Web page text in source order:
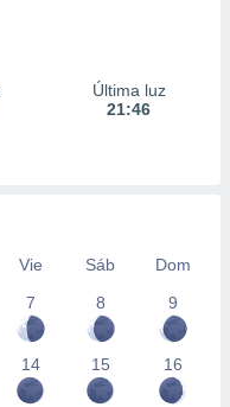
Última luz
21:46
Vie Sáb
Dom
7
8 9
14 15 16